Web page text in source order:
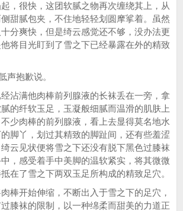
，很快，这团软腻之物再次缠绕其上，从
甜腻包夹，不住地轻轻划圆摩挲着。虽然
分爽快，但是绮云感觉还不够，没办法更
将目光盯到了雪之下已经暴露在外的精致
抱歉说。
满他肉棒前列腺液的长袜丢在一旁，拿
的纤软玉足，玉凝般细腻而温滑的肌肤上
少肉棒的前列腺液，看上去显得莫名地水
脚丫，划过其精致的脚趾间，还有些羞涩
云见状便将雪之下还没有脱下黑色过膝袜
，感受着手中美脚的温软紧实，将其微微
在了雪之下两双玉足所构成的精致足穴。
开始伸缩，不断出入于雪之下的足穴，
膝袜的限制，以一种绵柔而甜美的力道正